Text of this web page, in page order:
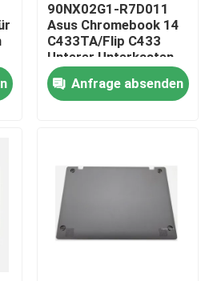
Ersatz
Ersatz
90NX02G1-R7D011
Asus Chromebook 14
C433TA/Flip C433
Unterer Unterkasten
Silber
Anfrage absenden